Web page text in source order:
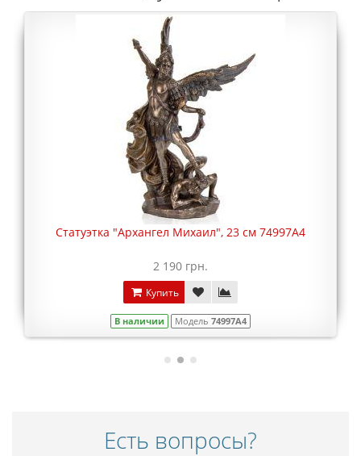
Статуэтка "Архангел Михаил", 23 см 74997A4
2 190 грн.
Купить
В наличии Модель 74997A4
Есть вопросы?